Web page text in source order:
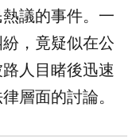
議的事件。一
，竟疑似在公
人目睹後迅速
層面的討論。